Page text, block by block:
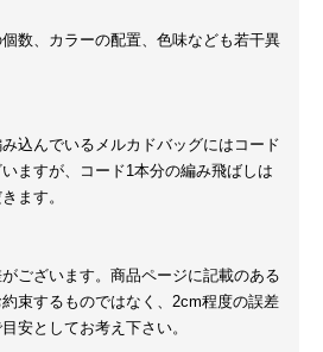
数、カラーの配置、色味なども若干異
込んでいるメルカドバッグにはコード
ますが、コード1本分の編み飛ばしは
ます。
ございます。商品ページに記載のある
束するものではなく、2cm程度の誤差
安としてお考え下さい。